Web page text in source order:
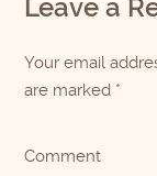
Leave a
Your email
are marked *
Comment